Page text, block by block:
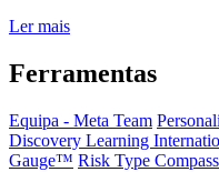
Ler mais
Ferramentas
Equipa - Meta Team
Discovery Learning
Gauge™️ Risk Type